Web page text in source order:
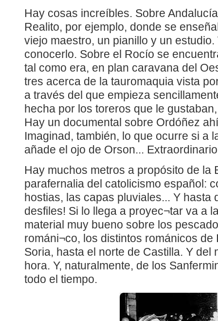
Hay cosas increíbles. Sobre
Realito, por ejemplo, donde se
viejo maestro, un pianillo y un
conocerlo. Sobre el Rocío se
tal como era, en plan caravana del
tres acerca de la tauromaquia vista
a través del que empieza
hecha por los toreros que le
Hay un documental sobre Ordóñez
Imaginad, también, lo que ocurre si a
añade el ojo de Orson...
Hay muchos metros a propósito de la
parafernalia del catolicismo español:
hostias, las capas pluviales... Y hasta
desfiles! Si lo llega a proyec¬tar va a
material muy bueno sobre los
románi¬co, los distintos románicos de
Soria, hasta el norte de Castilla. Y del
hora. Y, naturalmente, de los
todo el tiempo.